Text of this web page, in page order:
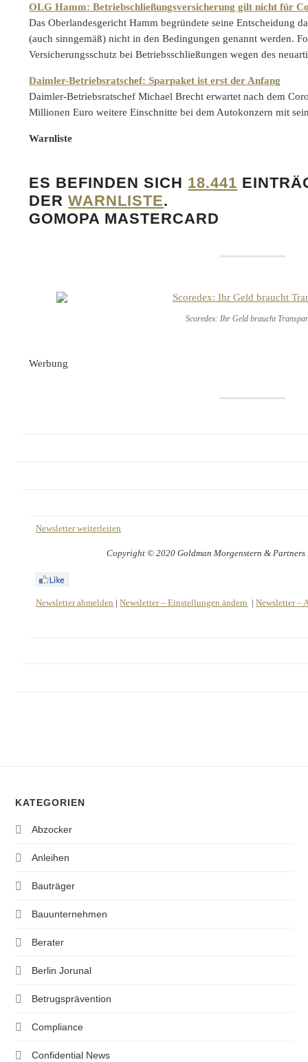
OLG Hamm: Betriebschließungsversicherung gilt nicht für
Das Oberlandesgericht Hamm begründete seine Entscheidung
(auch sinngemäß) nicht in den Bedingungen genannt werden.
Versicherungsschutz bei Betriebsschließungen wegen des
Daimler-Betriebsratschef: Sparpaket ist erst der Anfang
Daimler-Betriebsratschef Michael Brecht erwartet nach dem
Millionen Euro weitere Einschnitte bei dem Autokonzern mit
Warnliste
ES BEFINDEN SICH 18.441
DERWARNLISTE.
GOMOPA MASTERCARD
Scoredex: Ihr Geld braucht
Werbung
Newsletter weiterleiten
Copyright © 2020 Goldman Morgenstern & Partners
Newsletter abmelden |Newsletter – Einstellungen ändern |Newsletter –
KATEGORIEN
Abzocker
Anleihen
Bauträger
Bauunternehmen
Berater
Berlin Jorunal
Betrugsprävention
Compliance
Confidential News